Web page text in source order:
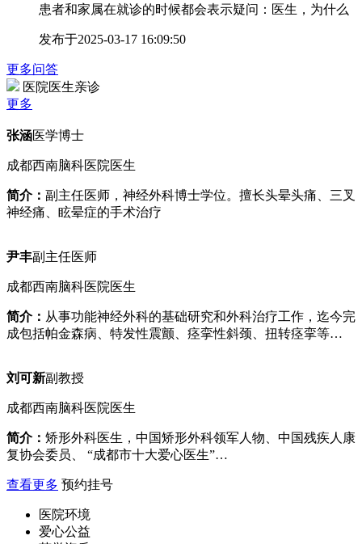
患者和家属在就诊的时候都会表示疑问：医生，为什么
发布于2025-03-17 16:09:50
更多问答
医院医生亲诊
更多
张涵医学博士
成都西南脑科医院医生
简介： 副主任医师，神经外科博士学位。擅长头晕头痛、三叉
神经痛、眩晕症的手术治疗
尹丰副主任医师
成都西南脑科医院医生
简介： 从事功能神经外科的基础研究和外科治疗工作，迄今完
成包括帕金森病、特发性震颤、痉挛性斜颈、扭转痉挛等…
刘可新副教授
成都西南脑科医院医生
简介： 矫形外科医生，中国矫形外科领军人物、中国残疾人康
复协会委员、 “成都市十大爱心医生”…
查看更多 预约挂号
医院环境
爱心公益